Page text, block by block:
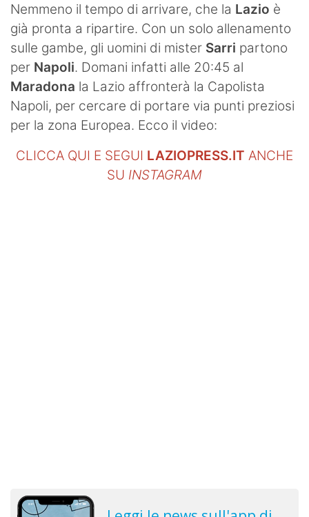
Contatti
Nemmeno il tempo di arrivare, che la Lazio è
già pronta a ripartire. Con un solo allenamento
sulle gambe, gli uomini di mister Sarri partono
per Napoli. Domani infatti alle 20:45 al
Maradona la Lazio affronterà la Capolista
Napoli, per cercare di portare via punti preziosi
per la zona Europea. Ecco il video:
CLICCA QUI E SEGUI LAZIOPRESS.IT ANCHE
SU INSTAGRAM